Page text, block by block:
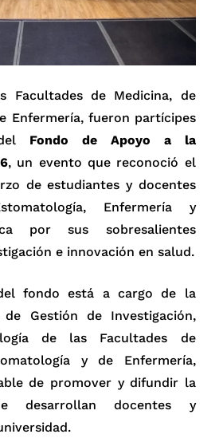
Facultades de Medicina, de
Enfermería, fueron partícipes
Fondo de Apoyo a la
, un evento que reconoció el
de estudiantes y docentes
Enfermería y
por sus sobresalientes
e innovación en salud.
fondo está a cargo de la
de Gestión de Investigación,
de las Facultades de
y de Enfermería,
de promover y difundir la
desarrollan docentes y